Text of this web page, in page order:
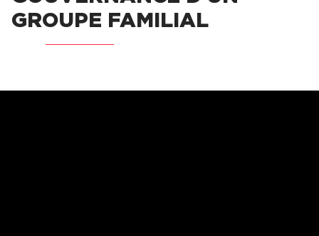
GROUPE FAMILIAL